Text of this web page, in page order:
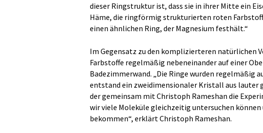
dieser Ringstruktur ist, dass sie in ihrer Mitte ein
Häme, die ringförmig strukturierten roten
einen ähnlichen Ring, der Magnesium festhält.“
Im Gegensatz zu den komplizierteren natürlichen
Farbstoffe regelmäßig nebeneinander auf einer
Badezimmerwand. „Die Ringe wurden regelmäßig
entstand ein zweidimensionaler Kristall aus lauter
der gemeinsam mit Christoph Rameshan die
wir viele Moleküle gleichzeitig untersuchen
bekommen“, erklärt Christoph Rameshan.